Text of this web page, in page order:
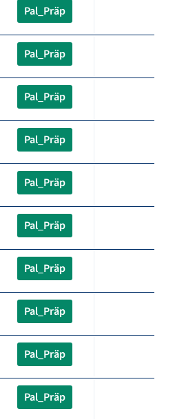
Pal_Präp
Pal_Präp
Pal_Präp
Pal_Präp
Pal_Präp
Pal_Präp
Pal_Präp
Pal_Präp
Pal_Präp
Pal_Präp